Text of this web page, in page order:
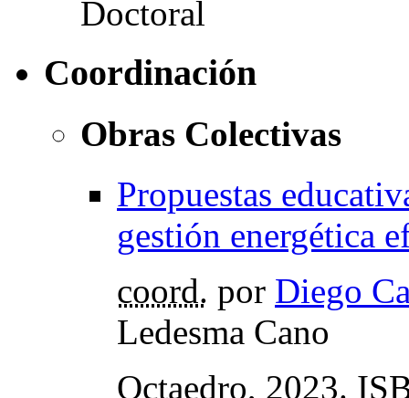
Coordinación
Obras Colectivas
Propuestas
gestión energética
coord. por Diego
Ledesma Cano
Octaedro, 2023.